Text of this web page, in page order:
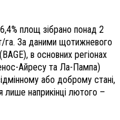
площ зібрано понад 2
га. За даними щотижневого
в основних регіонах
Айресу та Ла-Пампа)
або доброму стані,
лише наприкінці лютого –